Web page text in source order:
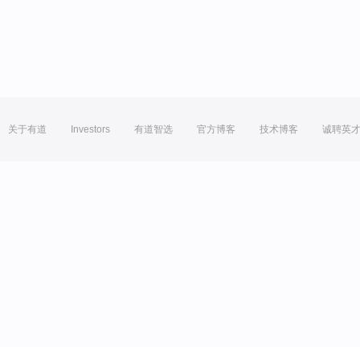
关于有道 Investors 有道智选 官方博客 技术博客 诚聘英才